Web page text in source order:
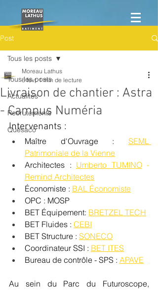
Post
Tous les posts
Actualités
Recrutements
Quésaco
Tous les posts
Livraison de chantier : Astra
- Campus Numéria
Moreau Lathus
6 févr. 1 min de lecture
Intervenants :
Maître d'Ouvrage : SEML
Patrimoniale de la Vienne
Architectes : Umberto TUMINO
Remind Architectes
Économiste : BAL Économiste
OPC : MOSP
BET Équipement: BRETZEL TECH
BET Fluides : CEBI
BET Structure : SONECO
Coordinateur SSI : BET ITES
Bureau de contrôle - SPS : APAVE
Au sein du Parc du Futuroscope,